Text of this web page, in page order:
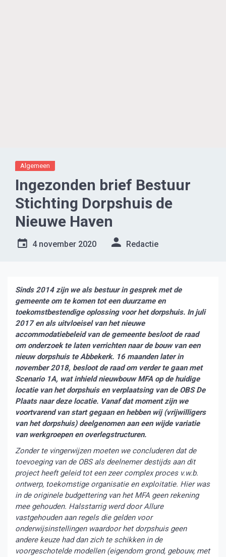
Algemeen
Ingezonden brief Bestuur
Stichting Dorpshuis de
Nieuwe Haven
4 november 2020 Redactie
Sinds 2014 zijn we als bestuur in gesprek met de
gemeente om te komen tot een duurzame en
toekomstbestendige oplossing voor het dorpshuis. In juli
2017 en als uitvloeisel van het nieuwe
accommodatiebeleid van de gemeente besloot de raad
om onderzoek te laten verrichten naar de bouw van een
nieuw dorpshuis te Abbekerk. 16 maanden later in
november 2018, besloot de raad om verder te gaan met
Scenario 1A, wat inhield nieuwbouw MFA op de huidige
locatie van het dorpshuis en verplaatsing van de OBS De
Plaats naar deze locatie. Vanaf dat moment zijn we
voortvarend van start gegaan en hebben wij (vrijwilligers
van het dorpshuis) deelgenomen aan een wijde variatie
van werkgroepen en overlegstructuren.
Zonder te vingerwijzen moeten we concluderen dat de
toevoeging van de OBS als deelnemer destijds aan dit
project heeft geleid tot een zeer complex proces v.w.b.
ontwerp, toekomstige organisatie en exploitatie. Hier was
in de originele budgettering van het MFA geen rekening
mee gehouden. Halsstarrig werd door Allure
vastgehouden aan regels die gelden voor
onderwijsinstellingen waardoor het dorpshuis geen
andere keuze had dan zich te schikken in de
voorgeschotelde modellen (eigendom grond, gebouw, met